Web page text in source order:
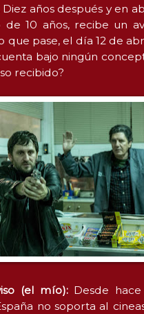
años después y en
10 años, recibe un
que pase, el día 12 de
bajo ningún
recibido?
(el mío): Desde
no soporta al